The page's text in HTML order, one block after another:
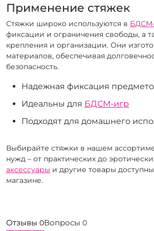
Применение стяжек
Стяжки широко используются в БДСМ-
фиксации и ограничения свободы, а
крепления и организации. Они
материалов, обеспечивая
безопасность.
Надежная фиксация
Идеальны для БДСМ-игр
Подходят для домашнего
Выбирайте стяжки в нашем
нужд – от практических до
аксессуары и другие товары
магазине.
Отзывы 0Вопросы 0